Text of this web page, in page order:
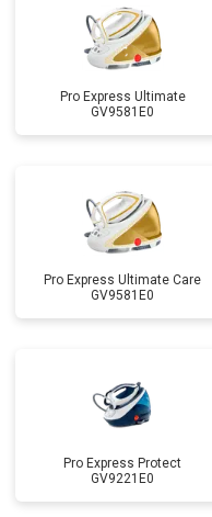
Pro Express Ultimate
GV9581E0
Pro Express Ultimate Care
GV9581E0
Pro Express Protect
GV9221E0